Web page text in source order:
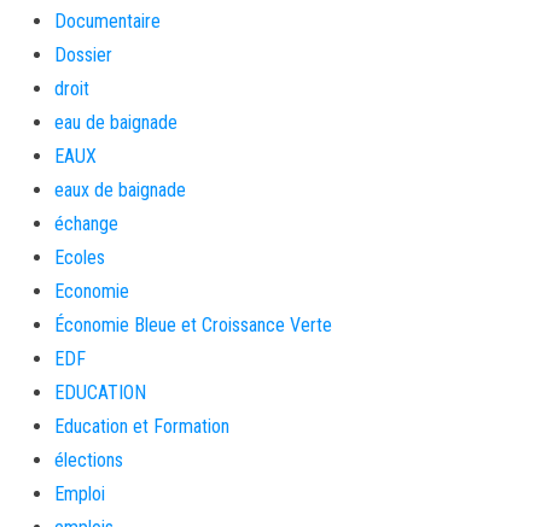
Documentaire
Dossier
droit
eau de baignade
EAUX
eaux de baignade
échange
Ecoles
Economie
Économie Bleue et Croissance Verte
EDF
EDUCATION
Education et Formation
élections
Emploi